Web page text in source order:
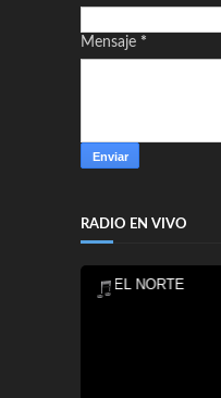
Mensaje *
RADIO EN VIVO